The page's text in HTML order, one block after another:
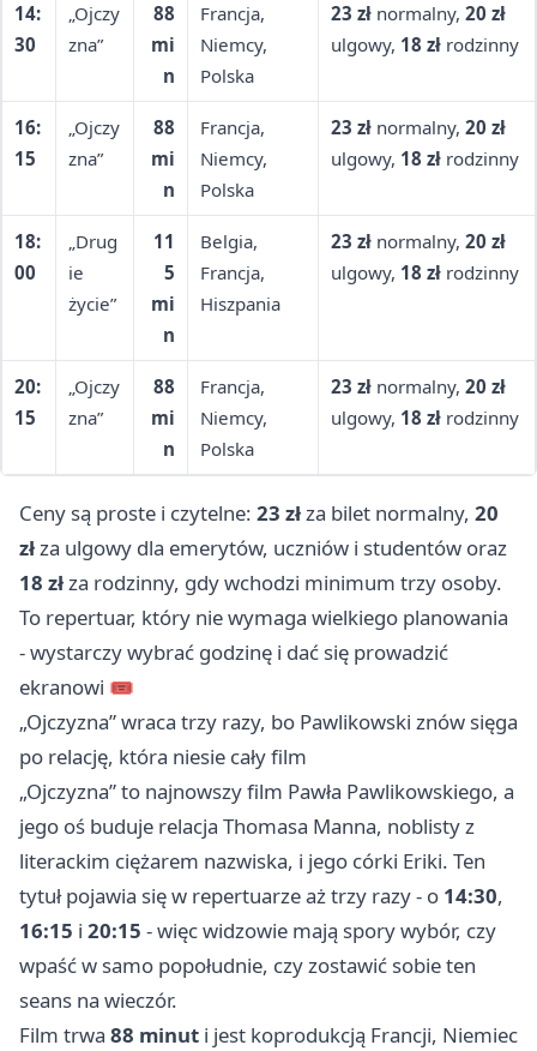
14:
30
„Ojczy
zna”
88
mi
n
Francja,
Niemcy,
Polska
23 zł normalny, 20 zł
ulgowy, 18 zł rodzinny
16:
15
„Ojczy
zna”
88
mi
n
Francja,
Niemcy,
Polska
23 zł normalny, 20 zł
ulgowy, 18 zł rodzinny
18:
00
„Drug
ie
życie”
11
5
mi
n
Belgia,
Francja,
Hiszpania
23 zł normalny, 20 zł
ulgowy, 18 zł rodzinny
20:
15
„Ojczy
zna”
88
mi
n
Francja,
Niemcy,
Polska
23 zł normalny, 20 zł
ulgowy, 18 zł rodzinny
Ceny są proste i czytelne: 23 złza bilet normalny, 20
złza ulgowy dla emerytów, uczniów i studentów oraz
18 złza rodzinny, gdy wchodzi minimum trzy osoby.
To repertuar, który nie wymaga wielkiego planowania
- wystarczy wybrać godzinę i dać się prowadzić
ekranowi 🎟️
„Ojczyzna” wraca trzy razy, bo Pawlikowski znów sięga
po relację, która niesie cały film
„Ojczyzna” to najnowszy film Pawła Pawlikowskiego, a
jego oś buduje relacja Thomasa Manna, noblisty z
literackim ciężarem nazwiska, i jego córki Eriki. Ten
tytuł pojawia się w repertuarze aż trzy razy - o 14:30,
16:15 i 20:15 - więc widzowie mają spory wybór, czy
wpaść w samo popołudnie, czy zostawić sobie ten
seans na wieczór.
Film trwa 88 minut i jest koprodukcją Francji, Niemiec